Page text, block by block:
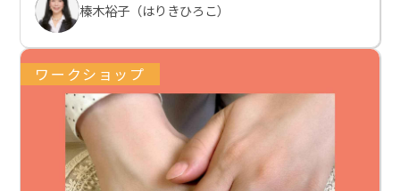
榛木裕子（はりきひろこ）
ワークショップ